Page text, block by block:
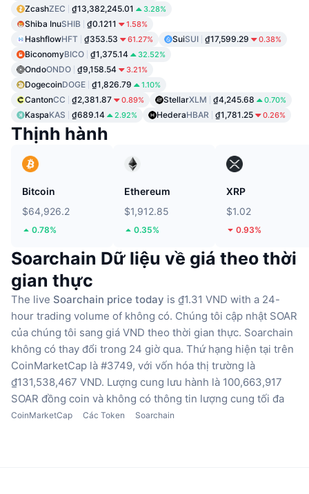
ZcashZEC ₫13,382,245.01 3.28%
Shiba InuSHIB ₫0.1211 1.58%
HashflowHFT ₫353.53 61.27% SuiSUI ₫17,599.29 0.38%
BiconomyBICO ₫1,375.14 32.52%
OndoONDO ₫9,158.54 3.21%
DogecoinDOGE ₫1,826.79 1.10%
CantonCC ₫2,381.87 0.89% StellarXLM ₫4,245.68 0.70%
KaspaKAS ₫689.14 2.92% HederaHBAR ₫1,781.25 0.26%
Thịnh hành
Bitcoin
$64,926.2
0.78%
Ethereum
$1,912.85
0.35%
XRP
$1.02
0.93%
Soarchain Dữ liệu về giá theo thời
gian thực
The live Soarchain price today is ₫1.31 VND with a 24-
hour trading volume of không có. Chúng tôi cập nhật SOAR
của chúng tôi sang giá VND theo thời gian thực. Soarchain
không có thay đổi trong 24 giờ qua. Thứ hạng hiện tại trên
CoinMarketCap là #3749, với vốn hóa thị trường là
₫131,538,467 VND. Lượng cung lưu hành là 100,663,917
SOAR đồng coin và không có thông tin lượng cung tối đa
CoinMarketCap Các Token Soarchain